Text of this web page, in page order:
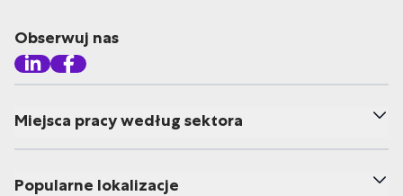
Obserwuj nas
Miejsca pracy według sektora
Popularne lokalizacje